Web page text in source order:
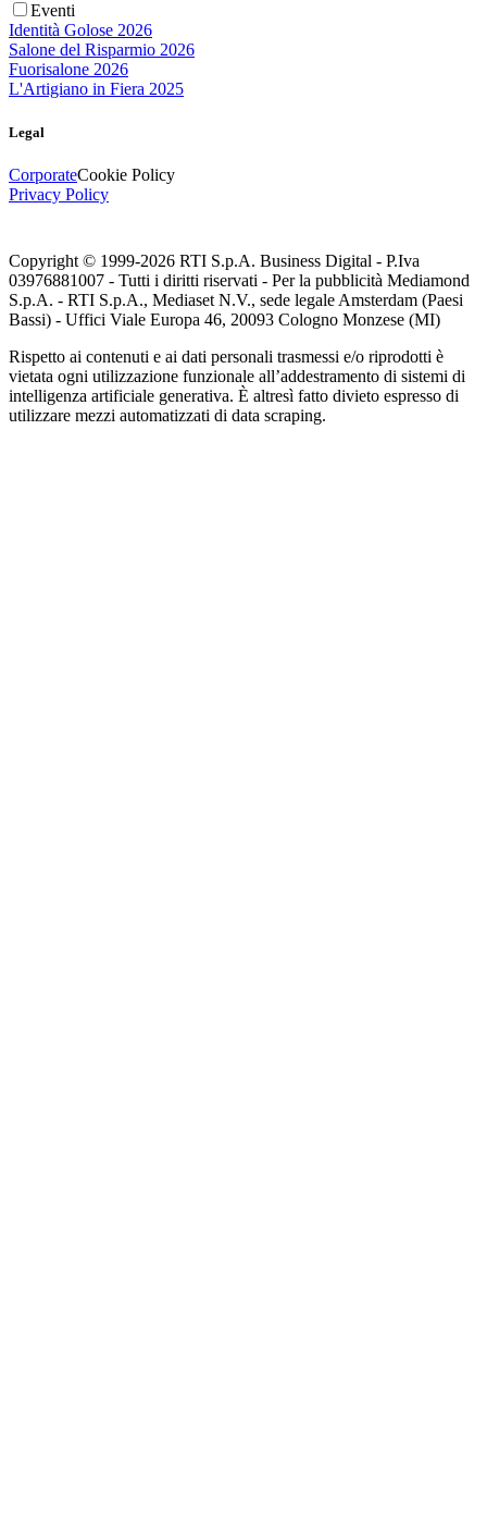
Eventi
Identità Golose 2026
Salone del Risparmio 2026
Fuorisalone 2026
L'Artigiano in Fiera 2025
Legal
CorporateCookie Policy
Privacy Policy
Copyright © 1999-2026 RTI S.p.A. Business Digital - P.Iva
03976881007 - Tutti i diritti riservati - Per la pubblicità Mediamond
S.p.A. - RTI S.p.A., Mediaset N.V., sede legale Amsterdam (Paesi
Bassi) - Uffici Viale Europa 46, 20093 Cologno Monzese (MI)
Rispetto ai contenuti e ai dati personali trasmessi e/o riprodotti è
vietata ogni utilizzazione funzionale all’addestramento di sistemi di
intelligenza artificiale generativa. È altresì fatto divieto espresso di
utilizzare mezzi automatizzati di data scraping.